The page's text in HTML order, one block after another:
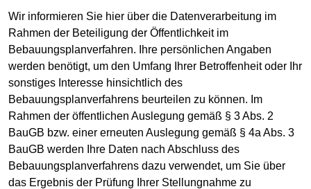
Wir informieren Sie hier über die Datenverarbeitung im
Rahmen der Beteiligung der Öffentlichkeit im
Bebauungsplanverfahren. Ihre persönlichen Angaben
werden benötigt, um den Umfang Ihrer Betroffenheit oder Ihr
sonstiges Interesse hinsichtlich des
Bebauungsplanverfahrens beurteilen zu können. Im
Rahmen der öffentlichen Auslegung gemäß § 3 Abs. 2
BauGB bzw. einer erneuten Auslegung gemäß § 4a Abs. 3
BauGB werden Ihre Daten nach Abschluss des
Bebauungsplanverfahrens dazu verwendet, um Sie über
das Ergebnis der Prüfung Ihrer Stellungnahme zu